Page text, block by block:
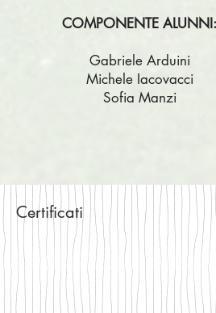
COMPONENTE ALUNNI:
Gabriele Arduini
Michele Iacovacci
Sofia Manzi
Certificati